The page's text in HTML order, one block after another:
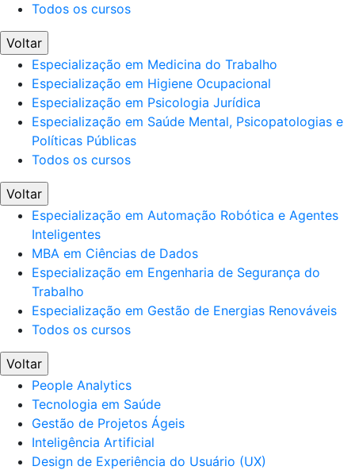
Todos os cursos
Voltar
Especialização em Medicina do Trabalho
Especialização em Higiene Ocupacional
Especialização em Psicologia Jurídica
Especialização em Saúde Mental, Psicopatologias e
Políticas Públicas
Todos os cursos
Voltar
Especialização em Automação Robótica e Agentes
Inteligentes
MBA em Ciências de Dados
Especialização em Engenharia de Segurança do
Trabalho
Especialização em Gestão de Energias Renováveis
Todos os cursos
Voltar
People Analytics
Tecnologia em Saúde
Gestão de Projetos Ágeis
Inteligência Artificial
Design de Experiência do Usuário (UX)